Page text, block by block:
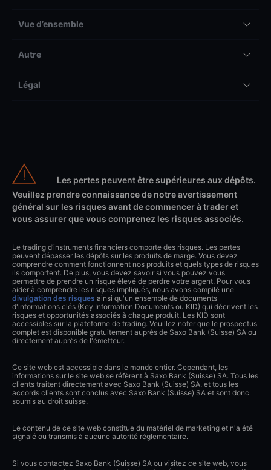
Vue d’ensemble
Autre
Légal
Les pertes peuvent être supérieures aux dépôts.
Veuillez prendre connaissance de notre avertissement
général sur les risques avant de commencer à trader et
vous assurer que vous comprenez les risques associés.
Le trading d’instruments financiers comporte des risques. Les pertes
peuvent dépasser les dépôts sur les produits de marge. Vous devez
comprendre comment fonctionnent nos produits et quels types de risques
ils comportent. De plus, vous devez savoir si vous pouvez vous
permettre de prendre un risque élevé de perdre votre argent. Pour vous
aider à comprendre les risques impliqués, nous avons compilé une
divulgation des risques ainsi qu'un ensemble de documents
d'informations clés (Key Information Documents ou KID) qui décrivent les
risques et opportunités associés à chaque produit. Les KID sont
accessibles sur la plateforme de trading. Veuillez noter que le prospectus
complet est disponible gratuitement auprès de Saxo Bank (Suisse) SA ou
directement auprès de l'émetteur.
Ce site web est accessible dans le monde entier. Cependant, les
informations sur le site web se réfèrent à Saxo Bank (Suisse) SA. Tous les
clients traitent directement avec Saxo Bank (Suisse) SA. et tous les
accords clients sont conclus avec Saxo Bank (Suisse) SA et sont donc
soumis au droit suisse.
Le contenu de ce site web constitue du matériel de marketing et n'a été
signalé ou transmis à aucune autorité réglementaire.
Si vous contactez Saxo Bank (Suisse) SA ou visitez ce site web, vous